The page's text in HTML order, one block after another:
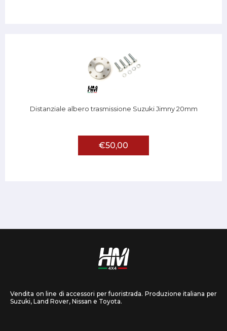
Distanziale albero trasmissione Suzuki Jimny 20mm
€50,00
Vendita on line di accessori per fuoristrada. Produzione italiana per
Suzuki, Land Rover, Nissan e Toyota.